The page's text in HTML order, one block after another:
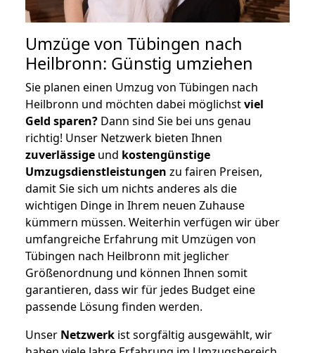
Umzüge von Tübingen nach
Heilbronn: Günstig umziehen
Sie planen einen Umzug von Tübingen nach
Heilbronn und möchten dabei möglichstviel
Geld sparen? Dann sind Sie bei uns genau
richtig! Unser Netzwerk bieten Ihnen
zuverlässige und kostengünstige
Umzugsdienstleistungen zu fairen Preisen,
damit Sie sich um nichts anderes als die
wichtigen Dinge in Ihrem neuen Zuhause
kümmern müssen. Weiterhin verfügen wir über
umfangreiche Erfahrung mit Umzügen von
Tübingen nach Heilbronn mit jeglicher
Größenordnung und können Ihnen somit
garantieren, dass wir für jedes Budget eine
passende Lösung finden werden.
Unser Netzwerk ist sorgfältig ausgewählt, wir